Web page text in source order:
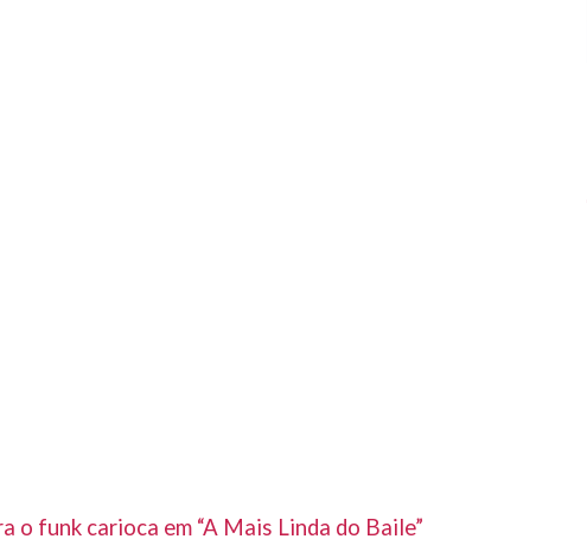
o funk carioca em “A Mais Linda do Baile”